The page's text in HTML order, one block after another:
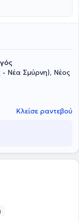
Κλείσε ραντεβού